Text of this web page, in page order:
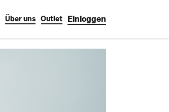
Über uns Outlet Einloggen